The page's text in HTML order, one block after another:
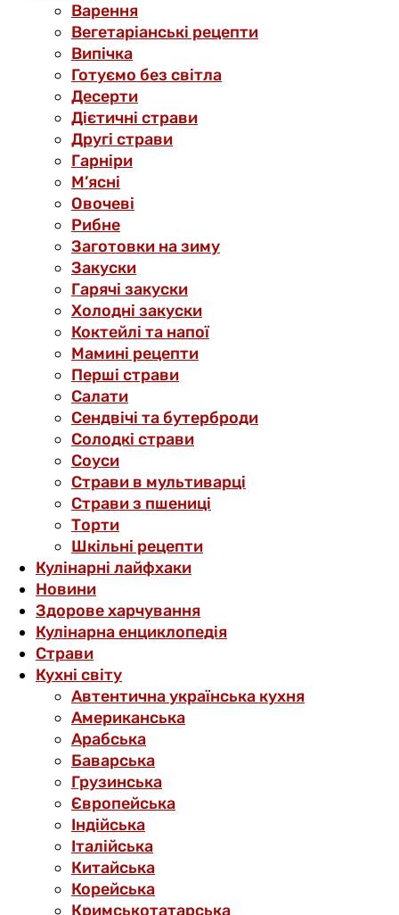
Варення
Вегетаріанські рецепти
Випічка
Готуємо без світла
Десерти
Дієтичні страви
Другі страви
Гарніри
М’ясні
Овочеві
Рибне
Заготовки на зиму
Закуски
Гарячі закуски
Холодні закуски
Коктейлі та напої
Мамині рецепти
Перші страви
Салати
Сендвічі та бутерброди
Солодкі страви
Соуси
Страви в мультиварці
Страви з пшениці
Торти
Шкільні рецепти
Кулінарні лайфхаки
Новини
Здорове харчування
Кулінарна енциклопедія
Страви
Кухні світу
Автентична українська кухня
Американська
Арабська
Баварська
Грузинська
Європейська
Індійська
Італійська
Китайська
Корейська
Кримськотатарська